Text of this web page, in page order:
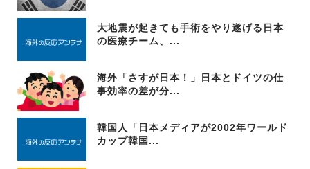
大地震が起きても手術をやり遂げる日本
の医療チーム、...
海外「さすが日本！」日本とドイツの仕
事効率の差が分...
韓国人「日本メディアが2002年ワールド
カップ韓国...